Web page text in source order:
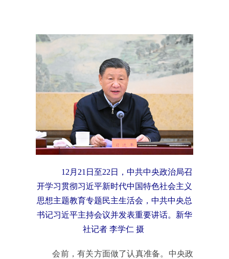
12月21日至22日，中共中央政治局召
开学习贯彻习近平新时代中国特色社会主义
思想主题教育专题民主生活会，中共中央总
书记习近平主持会议并发表重要讲话。新华
社记者 李学仁 摄
会前，有关方面做了认真准备。中央政